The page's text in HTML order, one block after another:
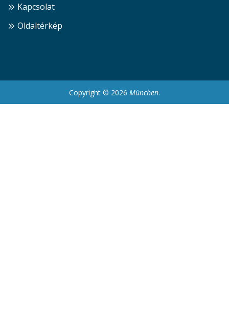
Kapcsolat
Oldaltérkép
Copyright © 2026 München.